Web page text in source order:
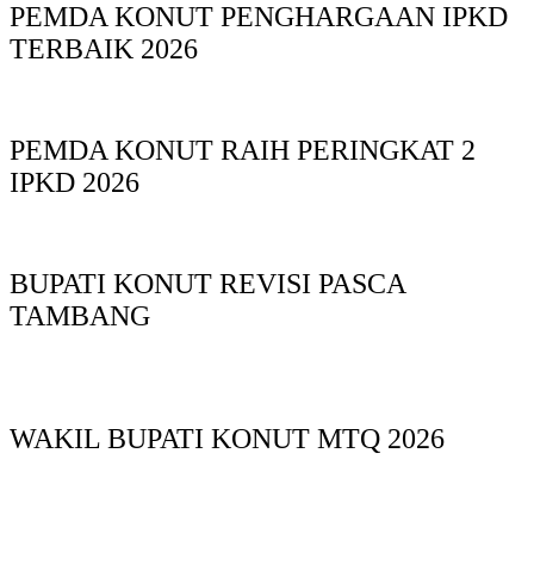
PEMDA KONUT PENGHARGAAN IPKD
TERBAIK 2026
PEMDA KONUT RAIH PERINGKAT 2
IPKD 2026
BUPATI KONUT REVISI PASCA
TAMBANG
WAKIL BUPATI KONUT MTQ 2026